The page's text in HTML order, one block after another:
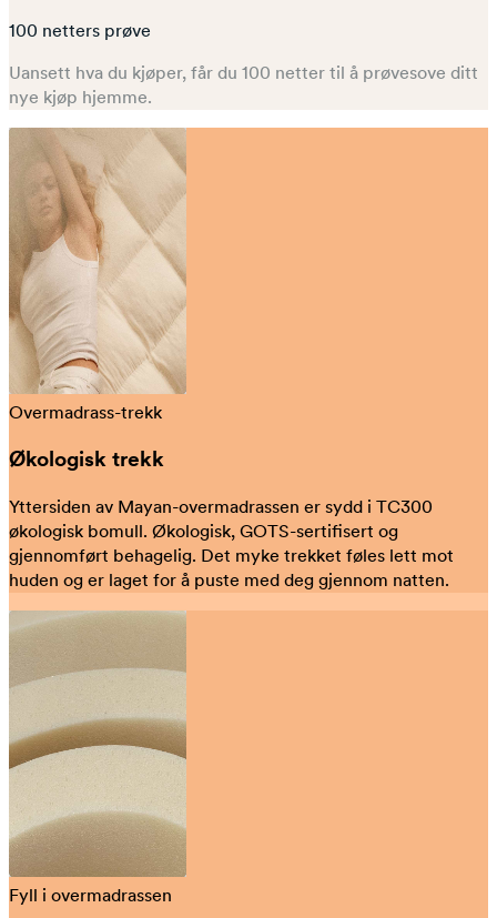
100 netters prøve
Uansett hva du kjøper, får du 100 netter til å prøvesove ditt
nye kjøp hjemme.
Overmadrass-trekk
Økologisk trekk
Yttersiden av Mayan-overmadrassen er sydd i TC300
økologisk bomull. Økologisk, GOTS-sertifisert og
gjennomført behagelig. Det myke trekket føles lett mot
huden og er laget for å puste med deg gjennom natten.
Fyll i overmadrassen